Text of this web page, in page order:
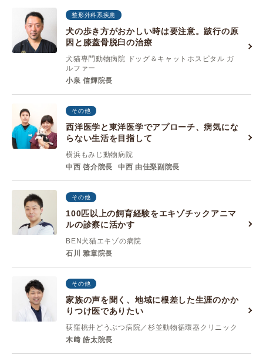
整形外科系疾患
犬の歩き方がおかしい時は要注意。跛行の原
因と膝蓋骨脱臼の治療
犬猫専門動物病院 ドッグ＆キャットホスピタル ガ
ルファー
小泉 信輝院長
その他
西洋医学と東洋医学でアプローチ、病気にな
らない生活を目指して
横浜もみじ動物病院
中西 啓介院長
中西 由佳梨副院長
その他
100匹以上の飼育経験をエキゾチックアニマ
ルの診察に活かす
BEN犬猫エキゾの病院
石川 雅章院長
その他
家族の声を聞く、地域に根差した生涯のかか
りつけ医でありたい
荻窪桃井どうぶつ病院／杉並動物循環器クリニック
木﨑 皓太院長